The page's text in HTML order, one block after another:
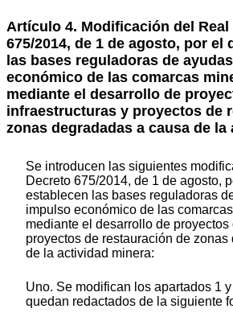
Artículo 4. Modificación del Real
675/2014, de 1 de agosto, por el
las bases reguladoras de
económico de las comarcas
mediante el desarrollo de
infraestructuras y proyectos de
zonas degradadas a causa de
Se introducen las siguientes
Decreto 675/2014, de 1 de agosto,
establecen las bases reguladoras
impulso económico de las
mediante el desarrollo de
proyectos de restauración de
de la actividad minera:
Uno. Se modifican los apartados 1
quedan redactados de la siguiente